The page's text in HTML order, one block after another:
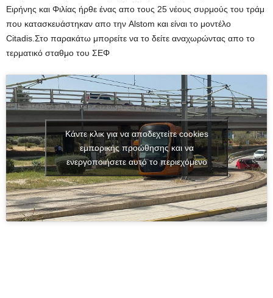
Ειρήνης και Φιλίας ήρθε ένας απο τους 25 νέους συρμούς του τράμ
που κατασκευάστηκαν απο την Alstom και είναι το μοντέλο
Citadis.Στο παρακάτω μπορείτε να το δείτε αναχωρώντας απο το
τερματικό σταθμο του ΣΕΦ
Κάντε κλικ για να αποδεχτείτε cookies
εμπορικής προώθησης και να
ενεργοποιήσετε αυτό το περιεχόμενο